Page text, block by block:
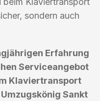
sondern auch
Erfahrung
Serviceangebot
Klaviertransport
Sankt